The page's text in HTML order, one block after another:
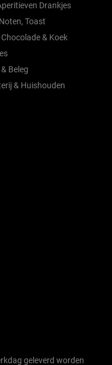
Drankjes
Toast
& Koek
Beleg
& Huishouden
geleverd worden